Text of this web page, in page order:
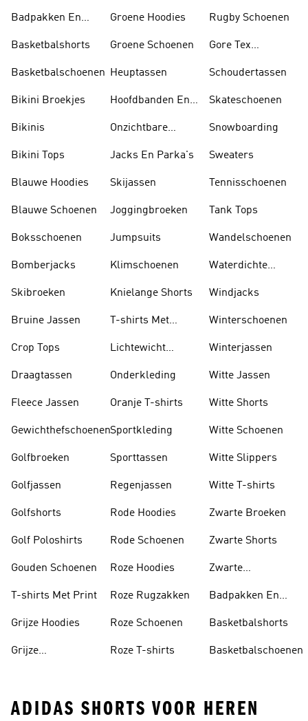
Badpakken En
Basketbalshorts
Basketbalschoenen
Bikini Broekjes
Bikinis
Bikini Tops
Blauwe Hoodies
Blauwe Schoenen
Boksschoenen
Bomberjacks
Skibroeken
Bruine Jassen
Crop Tops
Draagtassen
Fleece Jassen
Gewichthefschoenen
Golfbroeken
Golfjassen
Golfshorts
Golf Poloshirts
Gouden Schoenen
T-shirts Met Print
Grijze Hoodies
Grijze
Groene Hoodies
Groene Schoenen
Heuptassen
Hoofdbanden En
Onzichtbare
Jacks En Parka's
Skijassen
Joggingbroeken
Jumpsuits
Klimschoenen
Knielange Shorts
T-shirts Met
Lichtewicht
Onderkleding
Oranje T-shirts
Sportkleding
Sporttassen
Regenjassen
Rode Hoodies
Rode Schoenen
Roze Hoodies
Roze Rugzakken
Roze Schoenen
Roze T-shirts
Rugby Schoenen
Gore Tex
Schoudertassen
Skateschoenen
Snowboarding
Sweaters
Tennisschoenen
Tank Tops
Wandelschoenen
Waterdichte
Windjacks
Winterschoenen
Winterjassen
Witte Jassen
Witte Shorts
Witte Schoenen
Witte Slippers
Witte T-shirts
Zwarte Broeken
Zwarte Shorts
Zwarte
Badpakken En
Basketbalshorts
Basketbalschoenen
ADIDAS SHORTS VOOR HEREN